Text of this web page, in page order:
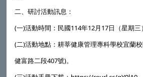
二、研討活動訊息：
(一)活動時間：民國114年12月17日（星期三
(二)活動地點：耕莘健康管理專科學校宜蘭
健富路二段407號)。